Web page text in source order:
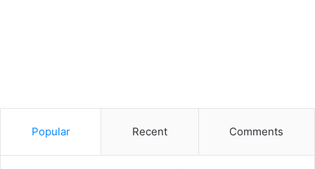
Popular Recent Comments